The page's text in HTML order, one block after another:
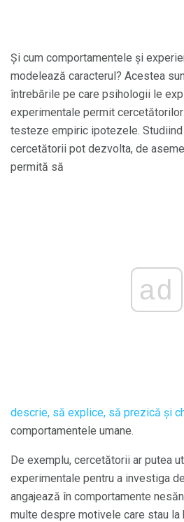
Și cum comportamentele și
modelează caracterul? Acestea
întrebările pe care psihologii le
experimentale permit
testeze empiric ipotezele.
cercetătorii pot dezvolta, de
permită să
ad
descrie, să explice, să prezică și
comportamentele umane.
De exemplu, cercetătorii ar putea
experimentale pentru a investiga
angajează în comportamente
multe despre motivele care stau la